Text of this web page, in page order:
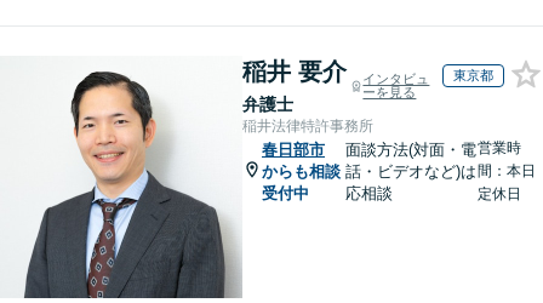
稲井 要介
弁護士
インタビュ
ーを見る
東京都
稲井法律特許事務所
春日部市
からも相談
受付中
面談方法(対面・電
話・ビデオなど)は
応相談
営業時
間：本日
定休日